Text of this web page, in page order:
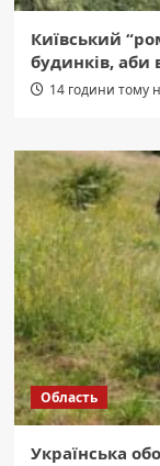
Київський
будинків, аби
14 години тому
Область
Українська